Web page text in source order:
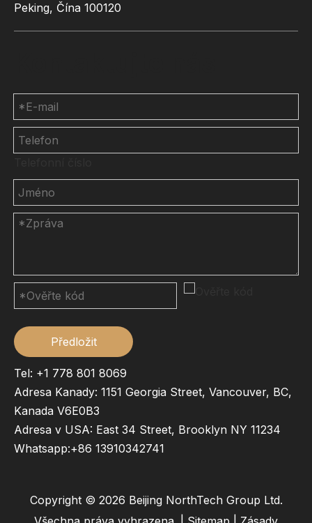
Peking, Čína 100120
Předložit
Tel: +1 778 801 8069
Adresa Kanady: 1151 Georgia Street, Vancouver, BC,
Kanada V6E0B3
Adresa v USA: East 34 Street, Brooklyn NY 11234
Whatsapp:+86 13910342741
Copyright © 2026 Beijing NorthTech Group Ltd.